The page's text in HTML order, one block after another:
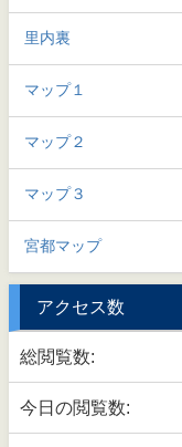
里内裏
マップ１
マップ２
マップ３
宮都マップ
アクセス数
総閲覧数:
今日の閲覧数: